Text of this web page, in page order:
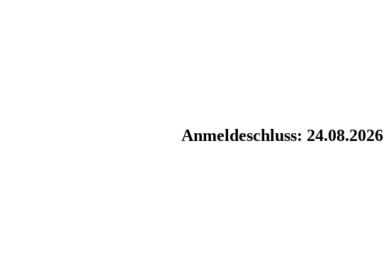
Anmeldeschluss: 24.08.2026